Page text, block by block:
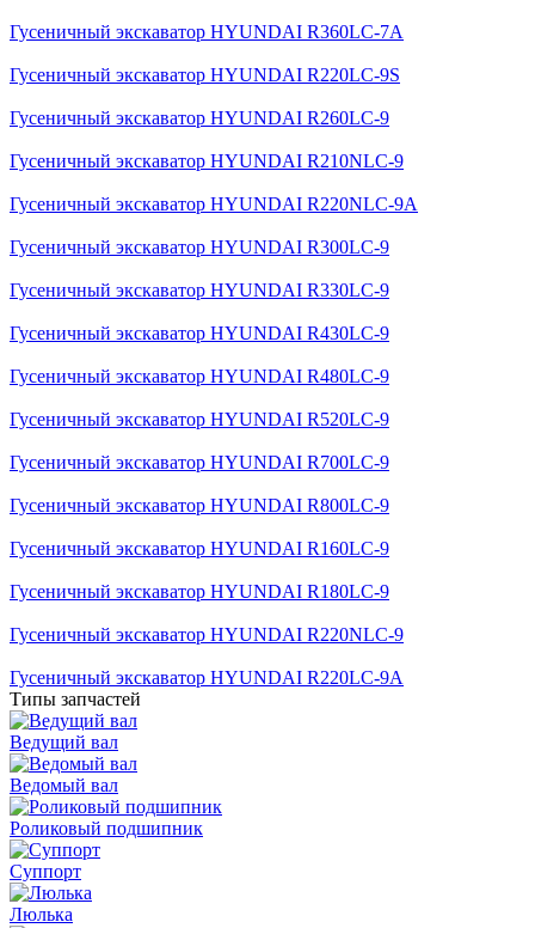
Гусеничный экскаватор HYUNDAI R360LC-7A
Гусеничный экскаватор HYUNDAI R220LC-9S
Гусеничный экскаватор HYUNDAI R260LC-9
Гусеничный экскаватор HYUNDAI R210NLC-9
Гусеничный экскаватор HYUNDAI R220NLC-9A
Гусеничный экскаватор HYUNDAI R300LC-9
Гусеничный экскаватор HYUNDAI R330LC-9
Гусеничный экскаватор HYUNDAI R430LC-9
Гусеничный экскаватор HYUNDAI R480LC-9
Гусеничный экскаватор HYUNDAI R520LC-9
Гусеничный экскаватор HYUNDAI R700LC-9
Гусеничный экскаватор HYUNDAI R800LC-9
Гусеничный экскаватор HYUNDAI R160LC-9
Гусеничный экскаватор HYUNDAI R180LC-9
Гусеничный экскаватор HYUNDAI R220NLC-9
Гусеничный экскаватор HYUNDAI R220LC-9A
Типы запчастей
Ведущий вал
Ведомый вал
Роликовый подшипник
Суппорт
Люлька